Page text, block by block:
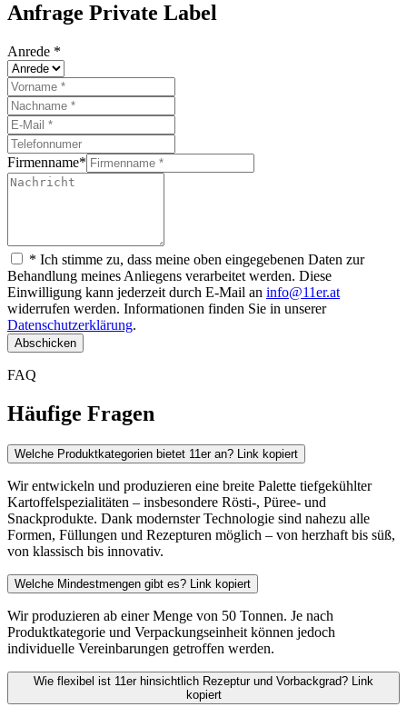
Anfrage Private Label
Anrede *
Firmenname*
* Ich stimme zu, dass meine oben eingegebenen Daten zur
Behandlung meines Anliegens verarbeitet werden. Diese
Einwilligung kann jederzeit durch E-Mail an info@11er.at
widerrufen werden. Informationen finden Sie in unserer
Datenschutzerklärung.
Abschicken
FAQ
Häufige Fragen
Welche Produktkategorien bietet 11er an? Link kopiert
Wir entwickeln und produzieren eine breite Palette tiefgekühlter
Kartoffelspezialitäten – insbesondere Rösti-, Püree- und
Snackprodukte. Dank modernster Technologie sind nahezu alle
Formen, Füllungen und Rezepturen möglich – von herzhaft bis süß,
von klassisch bis innovativ.
Welche Mindestmengen gibt es? Link kopiert
Wir produzieren ab einer Menge von 50 Tonnen. Je nach
Produktkategorie und Verpackungseinheit können jedoch
individuelle Vereinbarungen getroffen werden.
Wie flexibel ist 11er hinsichtlich Rezeptur und Vorbackgrad? Link
kopiert